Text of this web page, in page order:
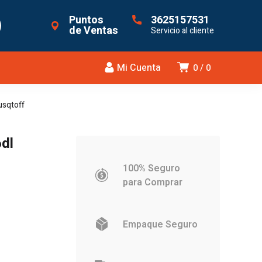
Puntos
de Ventas
3625157531
Servicio al cliente
0 0
Mi Cuenta
100% Seguro
para Comprar
Empaque Seguro